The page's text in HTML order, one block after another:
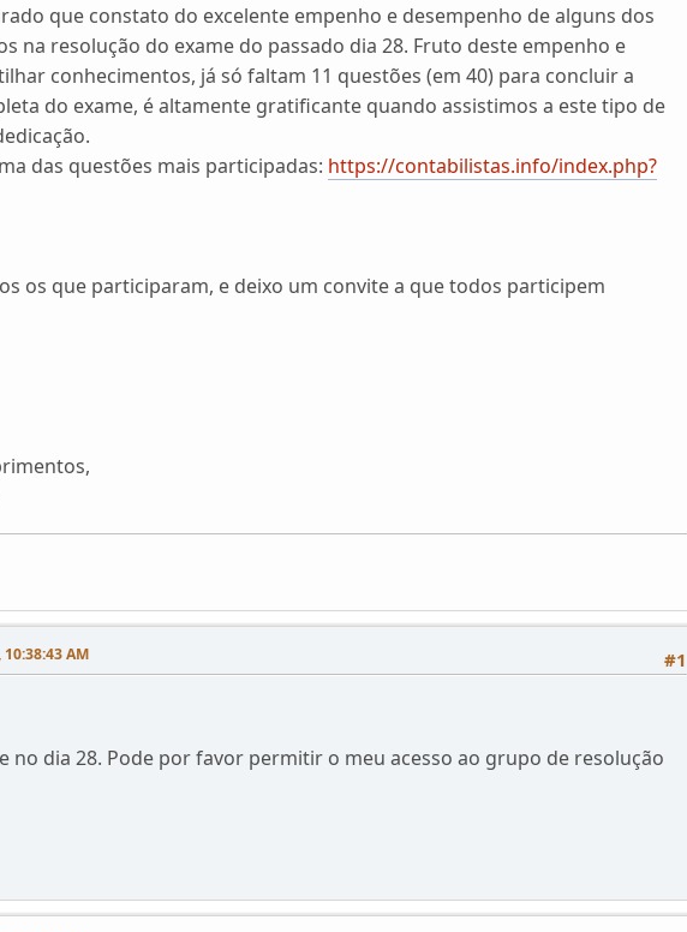
que constato do excelente empenho e desempenho de alguns dos
na resolução do exame do passado dia 28. Fruto deste empenho e
conhecimentos, já só faltam 11 questões (em 40) para concluir a
do exame, é altamente gratificante quando assistimos a este tipo de
das questões mais participadas: https://contabilistas.info/index.php?
os que participaram, e deixo um convite a que todos participem
#1
AM
no dia 28. Pode por favor permitir o meu acesso ao grupo de resolução